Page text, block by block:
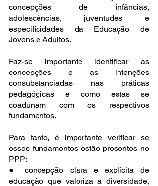
concepções de infâncias,
adolescências, juventudes e
especificidades da Educação de
Jovens e Adultos.
Faz-se importante identificar as
concepções e as intenções
consubstanciadas nas práticas
pedagógicas e como estas se
coadunam com os respectivos
fundamentos.
Para tanto, é importante verificar se
esses fundamentos estão presentes no
PPP:
● concepção clara e explícita de
educação que valoriza a diversidade,